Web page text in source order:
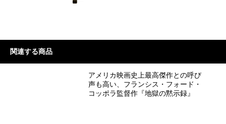
関連する商品
アメリカ映画史上最高傑作との呼び
声も高い、フランシス・フォード・
コッポラ監督作『地獄の黙示録』